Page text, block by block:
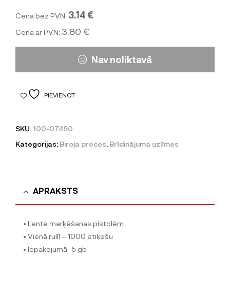
Cena bez PVN: 3.14 €
Cena ar PVN: 3.80 €
Nav noliktavā
PIEVIENOT
SKU: 100-07450
Kategorijas: Biroja preces, Brīdinājuma uzlīmes
APRAKSTS
• Lente marķēšanas pistolēm
• Vienā rullī – 1000 etiķešu
• Iepakojumā- 5 gb